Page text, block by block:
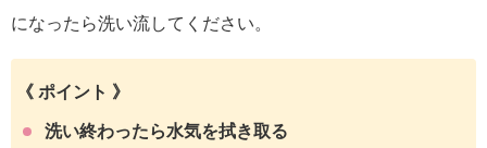
になったら洗い流してください。
《 ポイント 》
洗い終わったら水気を拭き取る